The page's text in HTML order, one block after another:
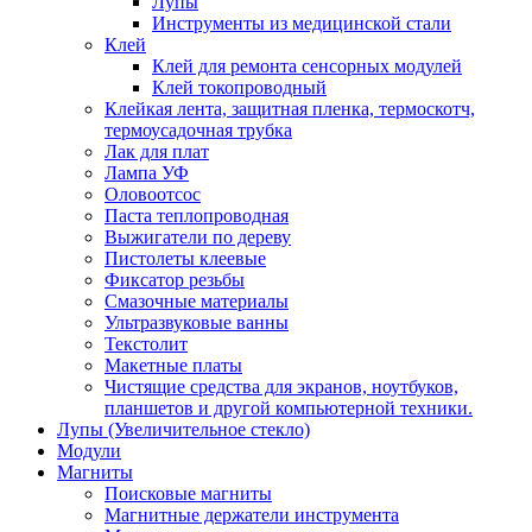
Инструменты из медицинской стали
Клей
Клей для ремонта сенсорных модулей
Клей токопроводный
Клейкая лента, защитная пленка, термоскотч,
термоусадочная трубка
Лак для плат
Лампа УФ
Оловоотсос
Паста теплопроводная
Выжигатели по дереву
Пистолеты клеевые
Фиксатор резьбы
Смазочные материалы
Ультразвуковые ванны
Текстолит
Макетные платы
Чистящие средства для экранов, ноутбуков,
планшетов и другой компьютерной техники.
Лупы (Увеличительное стекло)
Модули
Магниты
Поисковые магниты
Магнитные держатели инструмента